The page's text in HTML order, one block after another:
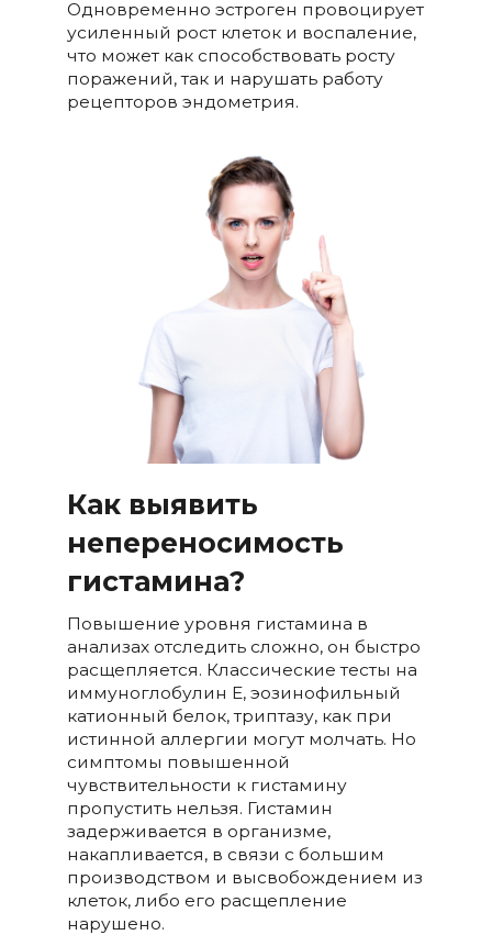
Одновременно эстроген провоцирует
усиленный рост клеток и воспаление,
что может как способствовать росту
поражений, так и нарушать работу
рецепторов эндометрия.
Как выявить
непереносимость
гистамина?
Повышение уровня гистамина в
анализах отследить сложно, он быстро
расщепляется. Классические тесты на
иммуноглобулин Е, эозинофильный
катионный белок, триптазу, как при
истинной аллергии могут молчать. Но
симптомы повышенной
чувствительности к гистамину
пропустить нельзя. Гистамин
задерживается в организме,
накапливается, в связи с большим
производством и высвобождением из
клеток, либо его расщепление
нарушено.